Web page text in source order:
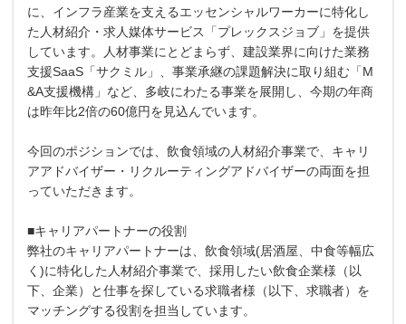
に、インフラ産業を支えるエッセンシャルワーカーに特化し
た人材紹介・求人媒体サービス「プレックスジョブ」を提供
しています。人材事業にとどまらず、建設業界に向けた業務
支援SaaS「サクミル」、事業承継の課題解決に取り組む「M
&A支援機構」など、多岐にわたる事業を展開し、今期の年商
は昨年比2倍の60億円を見込んでいます。
今回のポジションでは、飲食領域の人材紹介事業で、キャリ
アアドバイザー・リクルーティングアドバイザーの両面を担
っていただきます。
■キャリアパートナーの役割
弊社のキャリアパートナーは、飲食領域(居酒屋、中食等幅広
く)に特化した人材紹介事業で、採用したい飲食企業様（以
下、企業）と仕事を探している求職者様（以下、求職者）を
マッチングする役割を担当しています。